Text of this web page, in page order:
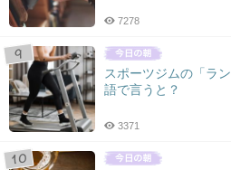
7278
スポーツジムの「ラ
語で言うと？
3371